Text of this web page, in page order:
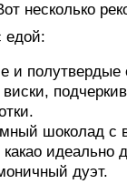
несколько
едой:
и
шоколад с
идеально
дуэт.